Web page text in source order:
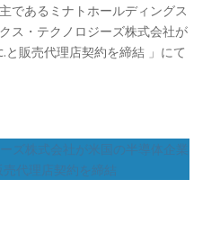
であるミナトホールディングス
ス・テクノロジーズ株式会社が
販売代理店契約を締結 」にて
ズ株式会社が米国の半導体企業
代理店契約を締結